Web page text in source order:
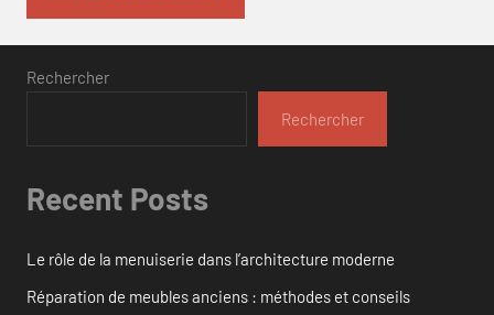
Rechercher
Rechercher
Recent Posts
Le rôle de la menuiserie dans l’architecture moderne
Réparation de meubles anciens : méthodes et conseils